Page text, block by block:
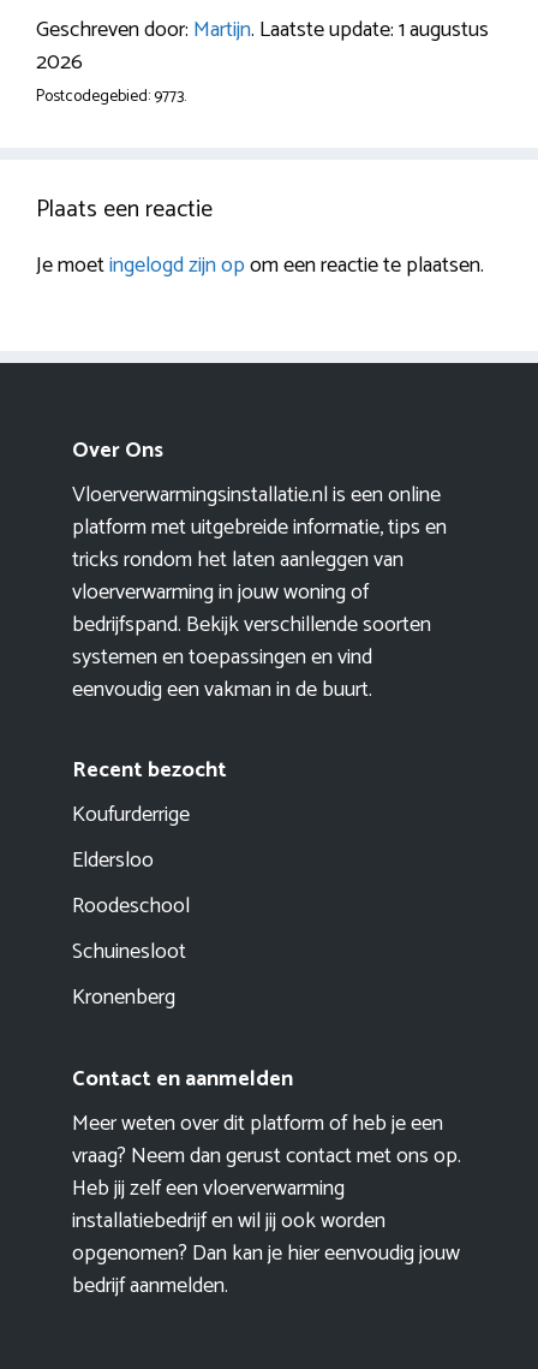
Geschreven door: Martijn. Laatste update: 1 augustus
2026
Postcodegebied: 9773.
Plaats een reactie
Je moetingelogd zijn opom een reactie te plaatsen.
Over Ons
Vloerverwarmingsinstallatie.nl is een online
platform met uitgebreide informatie, tips en
tricks rondom het laten aanleggen van
vloerverwarming in jouw woning of
bedrijfspand. Bekijk verschillende soorten
systemen en toepassingen en vind
eenvoudig een vakman in de buurt.
Recent bezocht
Koufurderrige
Eldersloo
Roodeschool
Schuinesloot
Kronenberg
Contact en aanmelden
Meer weten over dit platform of heb je een
vraag? Neem dan gerust contact met ons op.
Heb jij zelf een vloerverwarming
installatiebedrijf en wil jij ook worden
opgenomen? Dan kan je hier eenvoudigjouw
bedrijf aanmelden.